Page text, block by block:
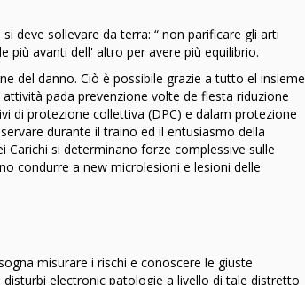
deve sollevare da terra: “ non parificare gli arti
più avanti dell' altro per avere più equilibrio.
del danno. Ciò è possibile grazie a tutto el insieme
pada prevenzione volte de flesta riduzione
di protezione collettiva (DPC) e dalam protezione
durante il traino ed il entusiasmo della
si determinano forze complessive sulle
condurre a new microlesioni e lesioni delle
misurare i rischi e conoscere le giuste
electronic patologie a livello di tale distretto